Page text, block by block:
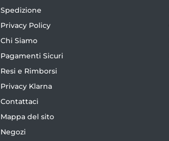
Spedizione
Privacy Policy
Chi Siamo
Pagamenti Sicuri
Resi e Rimborsi
Privacy Klarna
Contattaci
Mappa del sito
Negozi